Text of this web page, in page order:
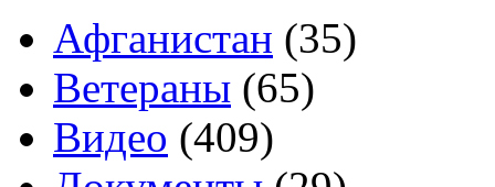
Афганистан (35)
Ветераны (65)
Видео (409)